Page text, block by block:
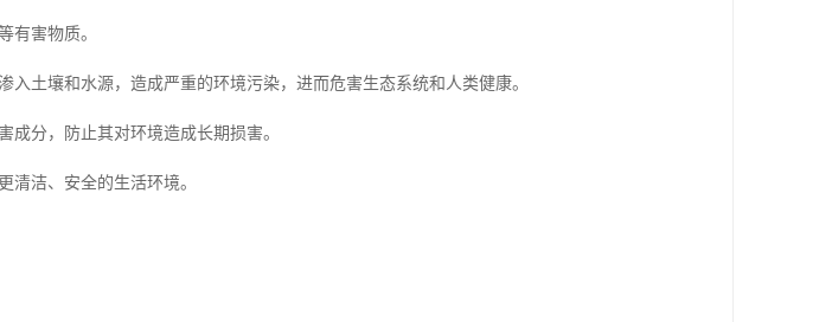
有害物质。
土壤和水源，造成严重的环境污染，进而危害生态系统和人类健康。
成分，防止其对环境造成长期损害。
清洁、安全的生活环境。